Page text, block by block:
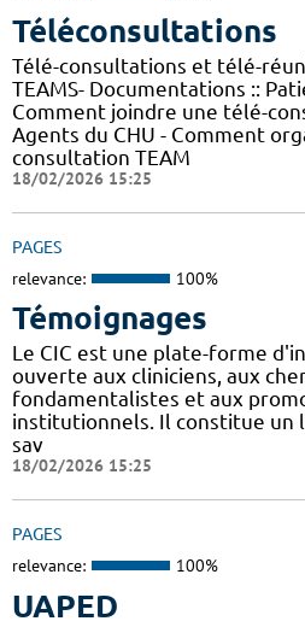
Téléconsultations
Télé-consultations et télé-
TEAMS- Documentations ::
Comment joindre une télé-
Agents du CHU - Comment
consultation TEAM
18/02/2026 15:25
PAGES
relevance: 100%
Témoignages
Le CIC est une plate-forme
ouverte aux cliniciens, aux
fondamentalistes et aux
institutionnels. Il constitue un
sav
18/02/2026 15:25
PAGES
relevance: 100%
UAPED